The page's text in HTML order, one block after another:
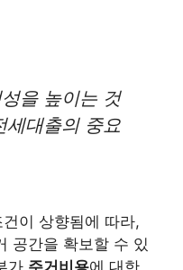
을 높이는 것
세대출의 중요
건이 상향됨에 따라,
공간을 확보할 수 있